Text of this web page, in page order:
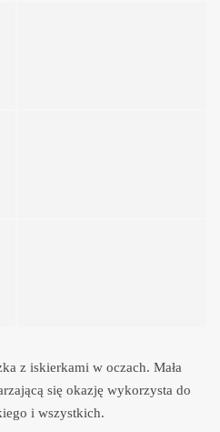
z iskierkami w oczach. Mała
się okazję wykorzysta do
i wszystkich.